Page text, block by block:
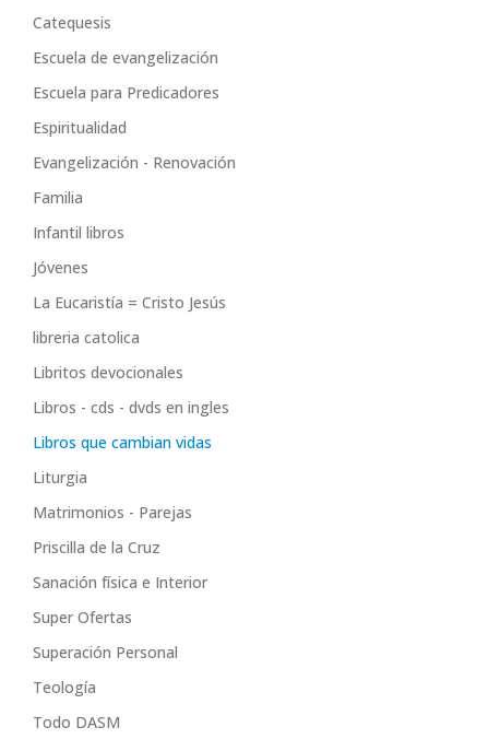
Catequesis
Escuela de evangelización
Escuela para Predicadores
Espiritualidad
Evangelización - Renovación
Familia
Infantil libros
Jóvenes
La Eucaristía = Cristo Jesús
libreria catolica
Libritos devocionales
Libros - cds - dvds en ingles
Libros que cambian vidas
Liturgia
Matrimonios - Parejas
Priscilla de la Cruz
Sanación física e Interior
Super Ofertas
Superación Personal
Teología
Todo DASM